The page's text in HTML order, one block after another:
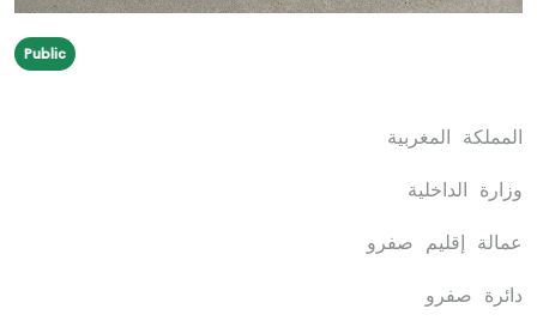
Public
المملكة المغربية
وزارة الداخلية
عمالة إقليم صفرو
دائرة صفرو